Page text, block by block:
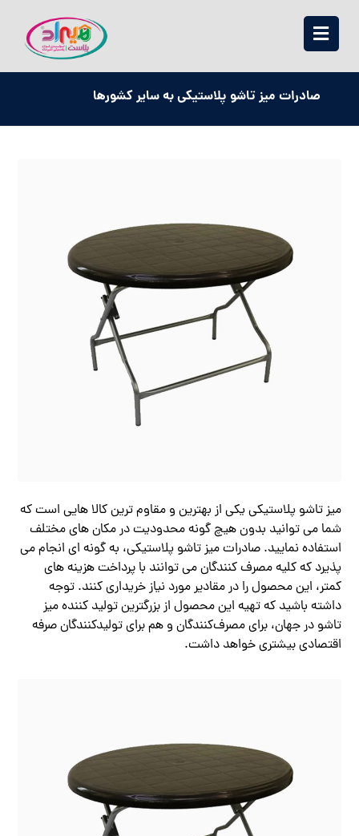
صادرات میز تاشو پلاستیکی به سایر کشورها
میز تاشو پلاستیکی یکی از بهترین و مقاوم ‌ترین کالا هایی است که
شما می توانید بدون هیچ گونه محدودیت در مکان های مختلف
استفاده نمایید. صادرات میز تاشو پلاستیکی، به گونه ای انجام می
پذیرد که کلیه مصرف کنندگان می توانند با پرداخت هزینه‌ های
کمتر، این محصول را در مقادیر مورد نیاز خریداری کنند. توجه
داشته باشید که تهیه این محصول از بزرگترین تولید کننده میز
تاشو در جهان، برای مصرف‌کنندگان و هم برای تولیدکنندگان صرفه
اقتصادی بیشتری خواهد داشت.